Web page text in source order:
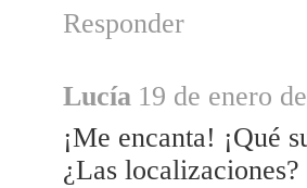
Responder
Lucía 19 de enero
¡Me encanta! ¡Qué
¿Las localizaciones?